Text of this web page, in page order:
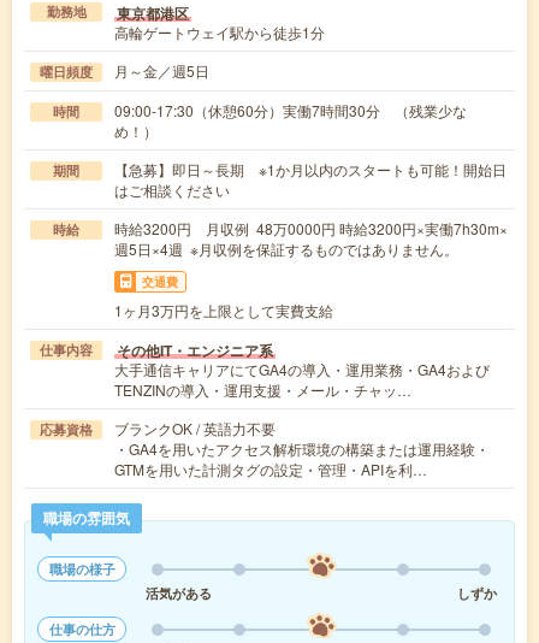
勤務地 東京都港区
高輪ゲートウェイ駅から徒歩1分
曜日頻度 月～金／週5日
時間
09:00-17:30（休憩60分）実働7時間30分 （残業少な
め！）
期間
【急募】即日～長期 ※1か月以内のスタートも可能！開始日
はご相談ください
時給
時給3200円 月収例 48万0000円 時給3200円×実働7h30m×
週5日×4週 ※月収例を保証するものではありません。
交通費
1ヶ月3万円を上限として実費支給
仕事内容 その他IT・エンジニア系
大手通信キャリアにてGA4の導入・運用業務・GA4および
TENZINの導入・運用支援・メール・チャッ…
応募資格
ブランクOK / 英語力不要
・GA4を用いたアクセス解析環境の構築または運用経験・
GTMを用いた計測タグの設定・管理・APIを利…
職場の雰囲気
職場の様子
活気がある
しずか
仕事の仕方